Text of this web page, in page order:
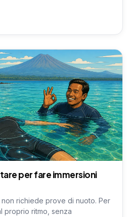
per fare immersioni
richiede prove di nuoto. Per
proprio ritmo, senza